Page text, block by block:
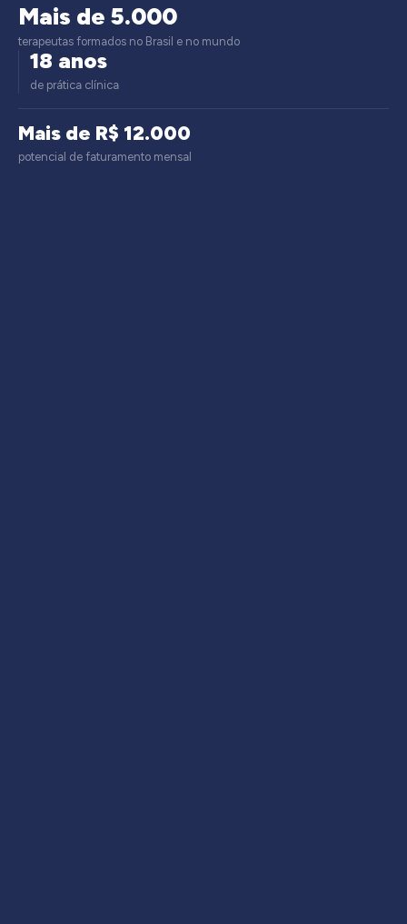
Mais de 5.000
terapeutas formados no Brasil e no mundo
18 anos
de prática clínica
Mais de R$ 12.000
potencial de faturamento mensal